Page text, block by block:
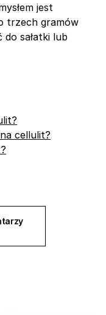
jest
trzech gramów
sałatki lub
cellulit?